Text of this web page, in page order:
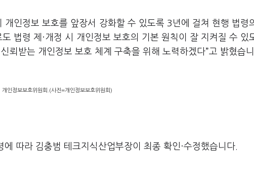
개인정보 보호를 앞장서 강화할 수 있도록 3년에 걸쳐 현행 법령
법령 제·개정 시 개인정보 보호의 기본 원칙이 잘 지켜질 수 있
뢰받는 개인정보 보호 체계 구축을 위해 노력하겠다”고 밝혔습
개인정보보호위원회.(사진=개인정보보호위원회)
따라 김충범 테크지식산업부장이 최종 확인·수정했습니다.